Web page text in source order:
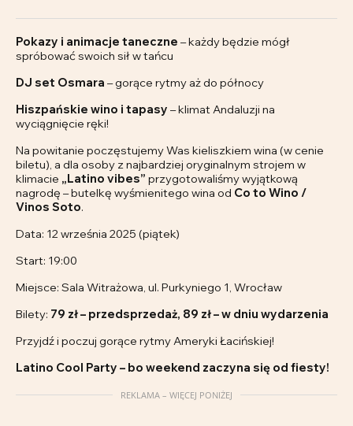
Pokazy i animacje taneczne – każdy będzie mógł
spróbować swoich sił w tańcu
DJ set Osmara – gorące rytmy aż do północy
Hiszpańskie wino i tapasy – klimat Andaluzji na
wyciągnięcie ręki!
Na powitanie poczęstujemy Was kieliszkiem wina (w cenie
biletu), a dla osoby z najbardziej oryginalnym strojem w
klimacie „Latino vibes” przygotowaliśmy wyjątkową
nagrodę – butelkę wyśmienitego wina od Co to Wino /
Vinos Soto.
Data: 12 września 2025 (piątek)
Start: 19:00
Miejsce: Sala Witrażowa, ul. Purkyniego 1, Wrocław
Bilety: 79 zł – przedsprzedaż, 89 zł – w dniu wydarzenia
Przyjdź i poczuj gorące rytmy Ameryki Łacińskiej!
Latino Cool Party – bo weekend zaczyna się od fiesty!
REKLAMA – WIĘCEJ PONIŻEJ